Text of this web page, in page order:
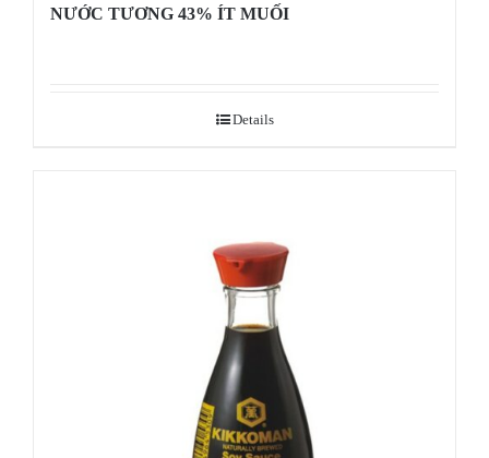
NƯỚC TƯƠNG 43% ÍT MUỐI
Details